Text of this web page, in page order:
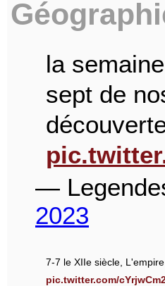
la
sept de
—
2023
7-7 le XIIe siècle,
pic.twitter.com/